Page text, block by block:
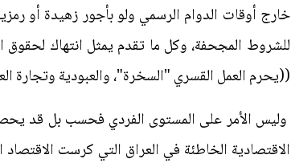
خارج أوقات الدوام الرسمي ولو بأجور زهيدة أو
((يحرم العمل القسري "السخرة"، والعبودية وتجارة
وليس الأمر على المستوى الفردي فحسب بل قد
الاقتصادية الخاطئة في العراق التي كرست الاقتصاد